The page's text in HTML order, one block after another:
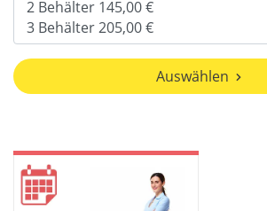
Auswählen